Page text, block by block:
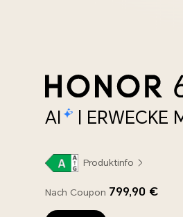
AI |
Produktinfo
Nach Coupon 799,90 €